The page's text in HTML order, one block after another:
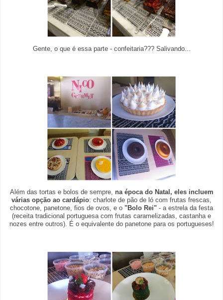
Gente, o que é essa parte - confeitaria??? Salivando...
Além das tortas e bolos de sempre, na época do Natal, eles incluem
várias opção ao cardápio: charlote de pão de ló com frutas frescas,
chocotone, panetone, fios de ovos, e o "Bolo Rei" - a estrela da festa
(receita tradicional portuguesa com frutas caramelizadas, castanha e
nozes entre outros). É o equivalente do panetone para os portugueses!